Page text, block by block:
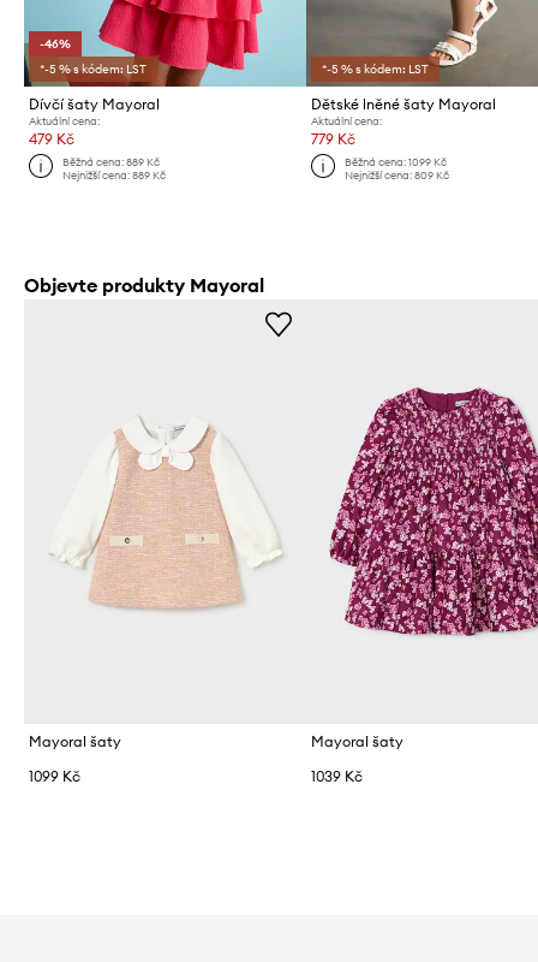
-46%
*-5 % s kódem: LST
Dívčí šaty Mayoral
Aktuální cena:
479 Kč
Běžná cena:889 Kč
Nejnižší cena:889 Kč
*-5 % s kódem: LST
Dětské lněné šaty Mayoral
Aktuální cena:
779 Kč
Běžná cena: 1099 Kč
Nejnižší cena: 809 Kč
Objevte produkty Mayoral
Mayoral šaty
1099 Kč
Mayoral šaty
1039 Kč